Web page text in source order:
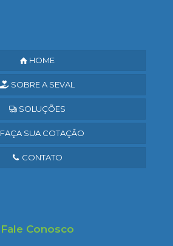
HOME
SOBRE A SEVAL
SOLUÇÕES
FAÇA SUA COTAÇÃO
CONTATO
Fale Conosco